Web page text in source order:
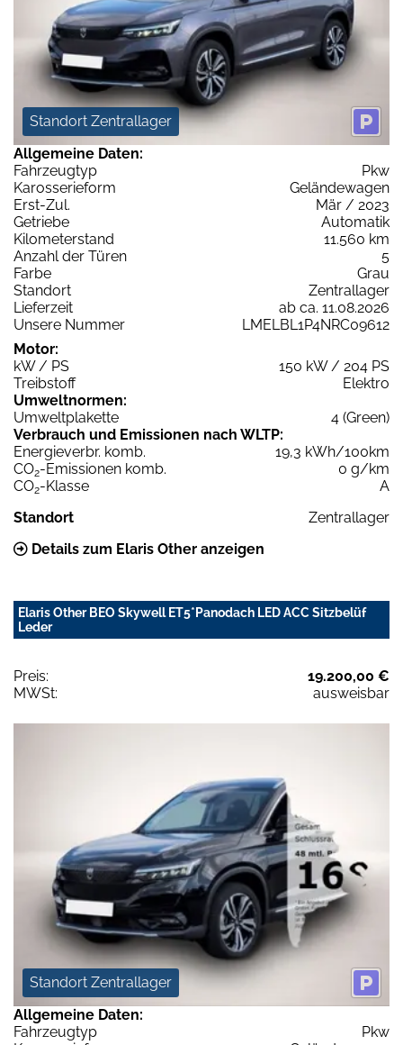
Standort Zentrallager
Allgemeine Daten:
Fahrzeugtyp
Pkw
Karosserieform
Geländewagen
Erst-Zul.
Mär / 2023
Getriebe
Automatik
Kilometerstand
11.560 km
Anzahl der Türen
5
Farbe
Grau
Standort
Zentrallager
Lieferzeit
ab ca. 11.08.2026
Unsere Nummer
LMELBL1P4NRC09612
Motor:
kW / PS
150 kW / 204 PS
Treibstoff
Elektro
Umweltnormen:
Umweltplakette
4 (Green)
Verbrauch und Emissionen nach WLTP:
Energieverbr. komb.
19,3 kWh/100km
CO2-Emissionen komb.
0 g/km
CO2-Klasse
A
Standort
Zentrallager
Details zum Elaris Other anzeigen
Elaris Other BEO Skywell ET5*Panodach LED ACC Sitzbelüf
Leder
Preis:
19.200,00 €
MWSt:
ausweisbar
Standort Zentrallager
Allgemeine Daten:
Fahrzeugtyp
Pkw